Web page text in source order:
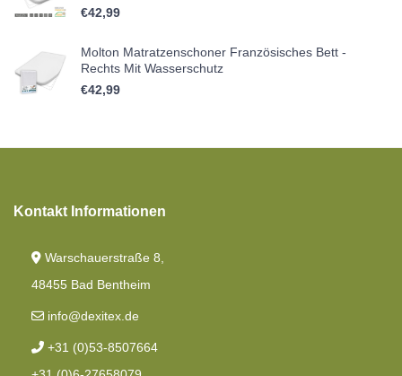
€42,99
Molton Matratzenschoner Französisches Bett -
Rechts Mit Wasserschutz
€42,99
Kontakt Informationen
Warschauerstraße 8,
48455 Bad Bentheim
info@dexitex.de
+31 (0)53-8507664